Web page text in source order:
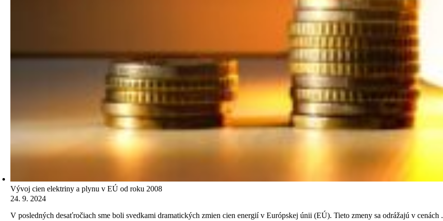
Vývoj cien elektriny a plynu v EÚ od roku 2008
24. 9. 2024
V posledných desaťročiach sme boli svedkami dramatických zmien cien energií v Európskej únii (EÚ). Tieto zmeny sa odrážajú v cenách